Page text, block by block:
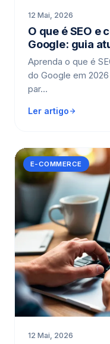
12 Mai, 2026
O que é SEO e
Google: guia
Aprenda o que é
do Google em
par…
Ler artigo
E-COMMERCE
12 Mai, 2026